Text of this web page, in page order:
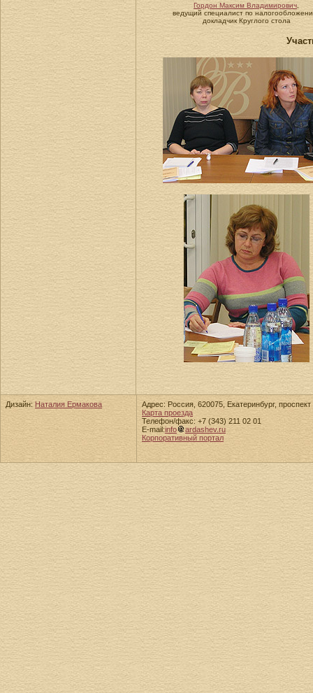
Гордон Максим Владимирович
ведущий специалист по
докладчик Круглого стола
Дизайн: Наталия Ермакова
Адрес: Россия, 620075, Екатеринбург,
Карта проезда
Телефон/факс: +7 (343) 211 02 01
E-mail:info
ardashev.ru
Корпоративный портал